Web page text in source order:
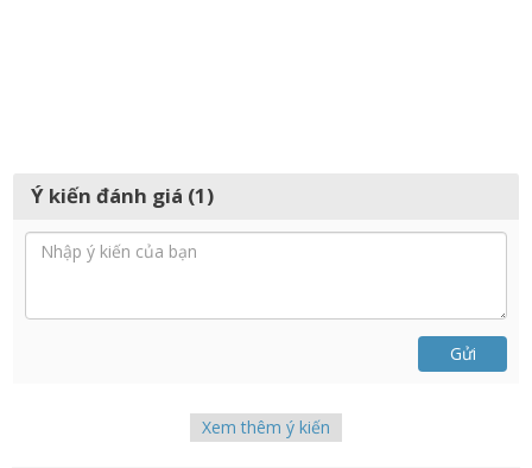
Ý kiến đánh giá (1)
Gửi
Xem thêm ý kiến